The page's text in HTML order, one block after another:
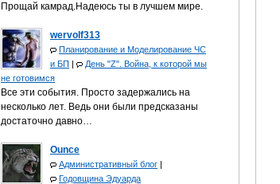
Прощай камрад.Надеюсь ты в лучшем мире.
wervolf313
Планирование и Моделирование ЧС
и БП |
День "Z". Война, к которой мы
не готовимся
Все эти события. Просто задержались на
несколько лет. Ведь они были предсказаны
достаточно давно…
Ounce
Административный блог |
Годовщина Эдуарда